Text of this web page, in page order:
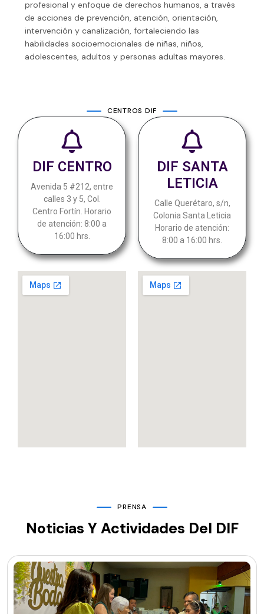
profesional y enfoque de derechos humanos, a través
de acciones de prevención, atención, orientación,
intervención y canalización, fortaleciendo las
habilidades socioemocionales de niñas, niños,
adolescentes, adultos y personas adultas mayores.
CENTROS DIF
DIF CENTRO
Avenida 5 #212, entre
calles 3 y 5, Col.
Centro Fortín. Horario
de atención: 8:00 a
16:00 hrs.
DIF SANTA
LETICIA
Calle Querétaro, s/n,
Colonia Santa Leticia
Horario de atención:
8:00 a 16:00 hrs.
PRENSA
Noticias Y Actividades Del DIF